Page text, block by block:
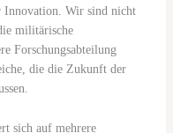
Innovation. Wir sind nicht
militärische
Forschungsabteilung
die die Zukunft der
sich auf mehrere